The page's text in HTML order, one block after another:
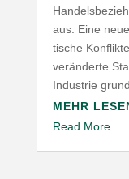
aus. Eine
tische
verän­derte
Industrie
MEHR
Read More